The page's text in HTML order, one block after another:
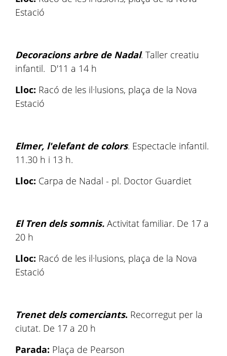
Estació
Decoracions arbre de Nadal. Taller creatiu
infantil. D'11 a 14 h
Lloc: Racó de les il·lusions, plaça de la Nova
Estació
Elmer, l'elefant de colors. Espectacle infantil.
11.30 h i 13 h.
Lloc: Carpa de Nadal - pl. Doctor Guardiet
El Tren dels somnis. Activitat familiar. De 17 a
20 h
Lloc: Racó de les il·lusions, plaça de la Nova
Estació
Trenet dels comerciants. Recorregut per la
ciutat. De 17 a 20 h
Parada: Plaça de Pearson